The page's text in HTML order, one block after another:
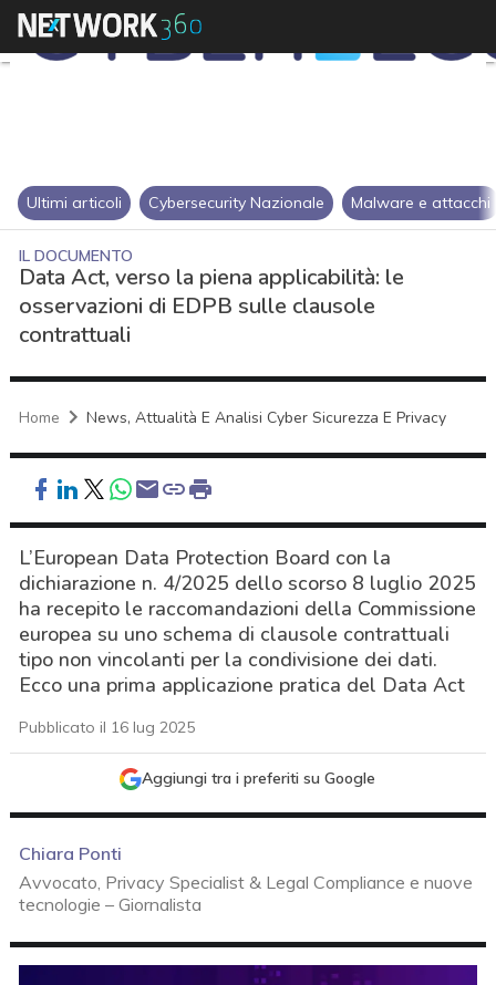
Ultimi articoli Cybersecurity Nazionale Malware e attacchi
IL DOCUMENTO
Data Act, verso la piena applicabilità: le
osservazioni di EDPB sulle clausole
contrattuali
Home News, Attualità E Analisi Cyber Sicurezza E Privacy
L’European Data Protection Board con la
dichiarazione n. 4/2025 dello scorso 8 luglio 2025
ha recepito le raccomandazioni della Commissione
europea su uno schema di clausole contrattuali
tipo non vincolanti per la condivisione dei dati.
Ecco una prima applicazione pratica del Data Act
Pubblicato il 16 lug 2025
Aggiungi tra i preferiti su Google
Chiara Ponti
Avvocato, Privacy Specialist & Legal Compliance e nuove
tecnologie – Giornalista